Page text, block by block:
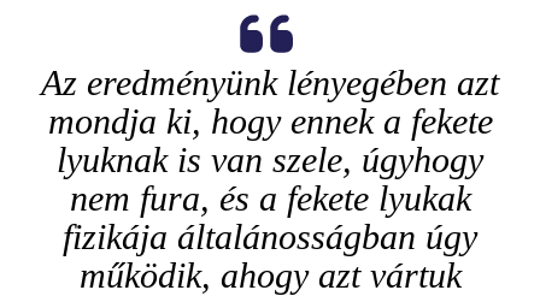
Az eredményünk lényegében azt
mondja ki, hogy ennek a fekete
lyuknak is van szele, úgyhogy
nem fura, és a fekete lyukak
fizikája általánosságban úgy
működik, ahogy azt vártuk